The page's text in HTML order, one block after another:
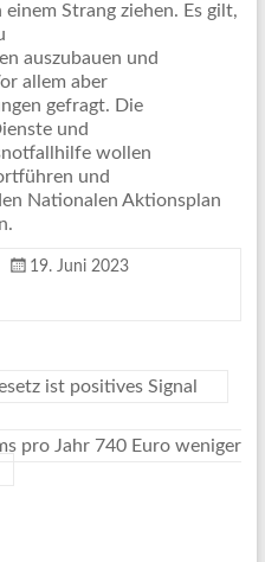
Strang ziehen. Es gilt,
auszubauen und
allem aber
gefragt. Die
und
wollen
und
Nationalen Aktionsplan
19. Juni 2023
ist positives Signal
pro Jahr 740 Euro weniger